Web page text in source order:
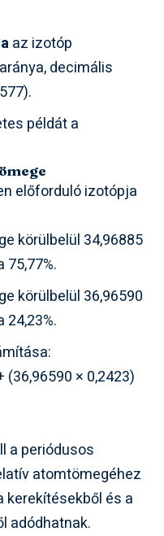
az izotóp
decimális
példát a
előforduló izotópja
körülbelül 34,96885
körülbelül 36,96590
(36,96590 × 0,2423)
a periódusos
atomtömegéhez
kerekítésekből és a
adódhatnak.